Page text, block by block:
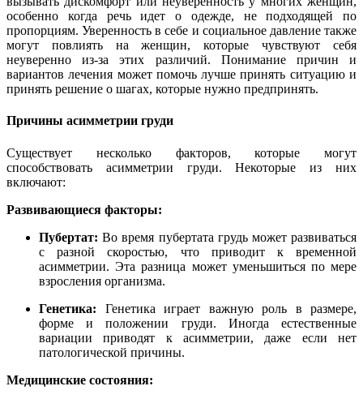
особенно когда речь идет о одежде, не подходящей по
пропорциям. Уверенность в себе и социальное давление также
могут повлиять на женщин, которые чувствуют себя
неуверенно из-за этих различий. Понимание причин и
вариантов лечения может помочь лучше принять ситуацию и
принять решение о шагах, которые нужно предпринять.
Причины асимметрии груди
Существует несколько факторов, которые могут
способствовать асимметрии груди. Некоторые из них
включают:
Развивающиеся факторы:
Пубертат: Во время пубертата грудь может развиваться
с разной скоростью, что приводит к временной
асимметрии. Эта разница может уменьшиться по мере
взросления организма.
Генетика: Генетика играет важную роль в размере,
форме и положении груди. Иногда естественные
вариации приводят к асимметрии, даже если нет
патологической причины.
Медицинские состояния: